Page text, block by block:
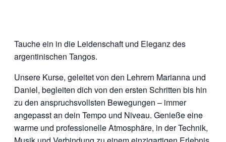
Tauche ein in die Leidenschaft und Eleganz des
argentinischen Tangos.
Unsere Kurse, geleitet von den Lehrern Marianna und
Daniel, begleiten dich von den ersten Schritten bis hin
zu den anspruchsvollsten Bewegungen – immer
angepasst an dein Tempo und Niveau. Genieße eine
warme und professionelle Atmosphäre, in der Technik,